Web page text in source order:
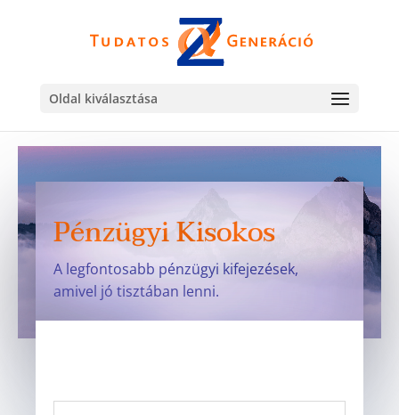
Oldal kiválasztása
Pénzügyi Kisokos
A legfontosabb pénzügyi kifejezések,
amivel jó tisztában lenni.